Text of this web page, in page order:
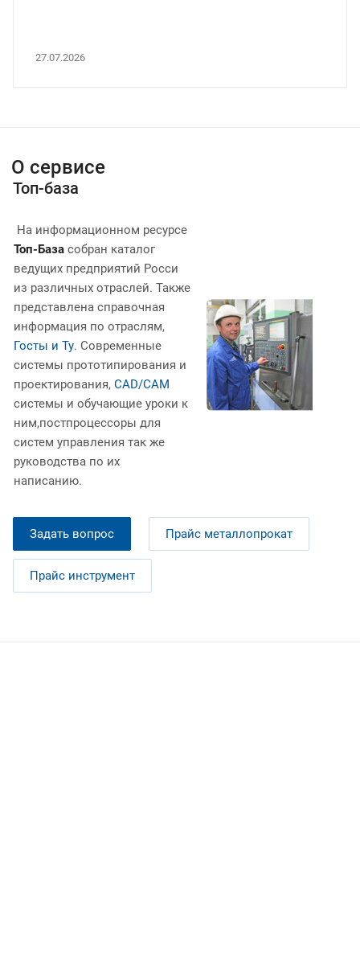
27.07.2026
О сервисе
Топ-база
На информационном ресурсе
Топ-База собран каталог
ведущих предприятий Росси
из различных отраслей. Также
представлена справочная
информация по отраслям,
Госты и Ту. Современные
системы прототипирования и
проектирования, CAD/CAM
системы и обучающие уроки к
ним,постпроцессоры для
систем управления так же
руководства по их
написанию.
Задать вопрос Прайс металлопрокат
Прайс инструмент